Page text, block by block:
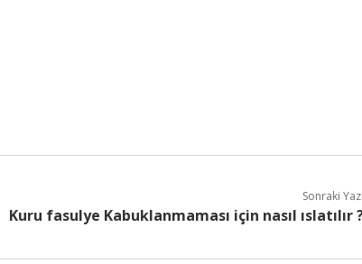
Sonraki
Kuru fasulye Kabuklanmaması için nasıl ıslatılır